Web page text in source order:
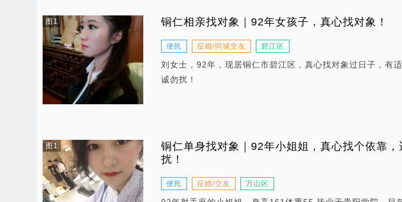
图1 铜仁相亲找对象｜92年女孩子，真心找对象！
便民 征婚/同城交友 碧江区
刘女士，92年，现居铜仁市碧江区，真心找对象过日子，有
诚勿扰！
图1
铜仁单身找对象｜92年小姐姐，真心找个依靠
扰！
便民 征婚/交友 万山区